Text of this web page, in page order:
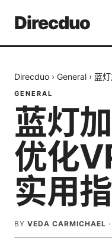
Direcduo
Direcduo › General › 蓝
GENERAL
蓝灯
优化
实用
BY VEDA CARMICHAEL ·